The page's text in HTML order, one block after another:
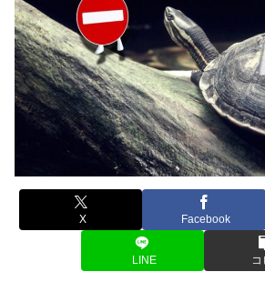
X Facebook
LINE コ